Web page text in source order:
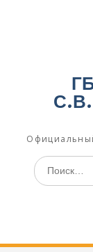
Поиск
по: